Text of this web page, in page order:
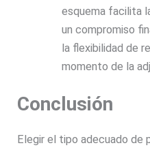
esquema facilita
un compromiso
la flexibilidad de
momento de la
Conclusión
Elegir el tipo adecuado de